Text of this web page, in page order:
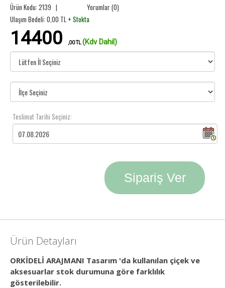
Ürün Kodu: 2139 |
Yorumlar (0)
Ulaşım Bedeli: 0,00 TL + Stokta
14400 ,00 TL(Kdv Dahil)
Teslimat Tarihi Seçiniz:
Sipariş Ver
Ürün Detayları
ORKİDELİ ARAJMANI Tasarım 'da kullanılan çiçek ve
aksesuarlar stok durumuna göre farklılık
gösterilebilir.